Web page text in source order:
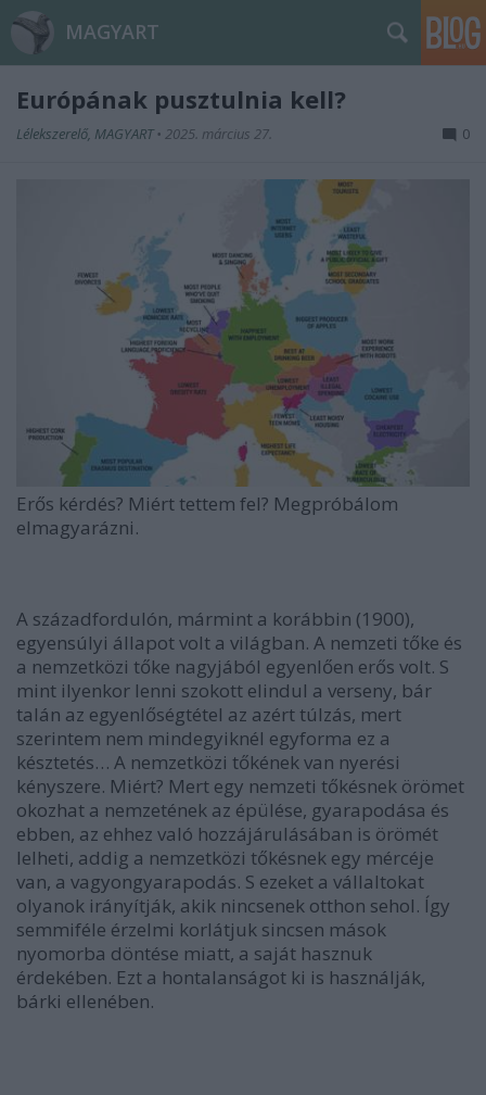
MAGYART
Európának pusztulnia kell?
Lélekszerelő, MAGYART • 2025. március 27. 0
Erős kérdés? Miért tettem fel? Megpróbálom
elmagyarázni.
A századfordulón, mármint a korábbin (1900),
egyensúlyi állapot volt a világban. A nemzeti tőke és
a nemzetközi tőke nagyjából egyenlően erős volt. S
mint ilyenkor lenni szokott elindul a verseny, bár
talán az egyenlőségtétel az azért túlzás, mert
szerintem nem mindegyiknél egyforma ez a
késztetés… A nemzetközi tőkének van nyerési
kényszere. Miért? Mert egy nemzeti tőkésnek örömet
okozhat a nemzetének az épülése, gyarapodása és
ebben, az ehhez való hozzájárulásában is örömét
lelheti, addig a nemzetközi tőkésnek egy mércéje
van, a vagyongyarapodás. S ezeket a vállaltokat
olyanok irányítják, akik nincsenek otthon sehol. Így
semmiféle érzelmi korlátjuk sincsen mások
nyomorba döntése miatt, a saját hasznuk
érdekében. Ezt a hontalanságot ki is használják,
bárki ellenében.